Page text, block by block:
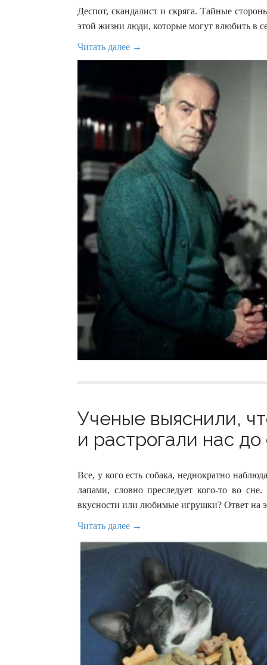
Деспот, скандалист и скряга. Тайные
этой жизни люди, которые могут влюбить в
Читать далее →
Ученые выяснили,
и растрогали нас до
Все, у кого есть собака, неднократно
лапами, словно преследует кого-то во
вкусности или любимые игрушки? Ответ на
Читать далее →